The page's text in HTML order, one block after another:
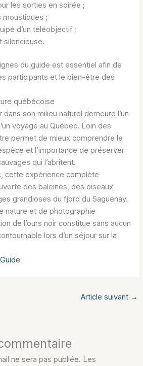
les sorties en soirée ;
moustiques ;
d’un téléobjectif ;
silencieuse.
du guide est essentiel afin de
participants et le bien-être des
québécoise
son milieu naturel demeure l’un
voyage au Québec. Loin des
permet de mieux comprendre le
et l’importance de préserver
qui l’abritent.
cette expérience complète
des baleines, des oiseaux
grandioses du fjord du Saguenay.
nature et de photographie
de l’ours noir constitue sans aucun
lors d’un séjour sur la
Article suivant →
ne sera pas publiée. Les